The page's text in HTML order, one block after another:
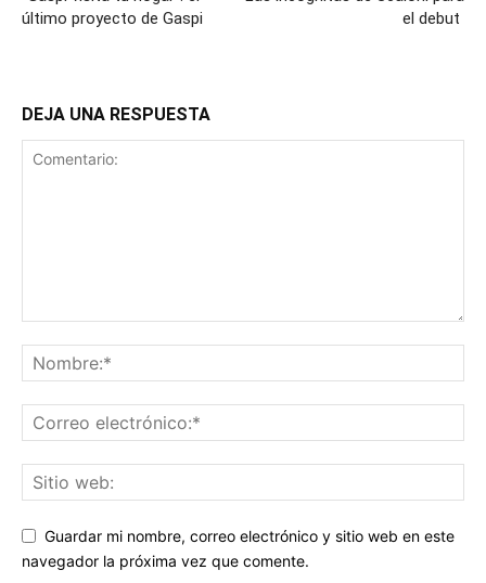
último proyecto de Gaspi
el debut
DEJA UNA RESPUESTA
Guardar mi nombre, correo electrónico y sitio web en este
navegador la próxima vez que comente.